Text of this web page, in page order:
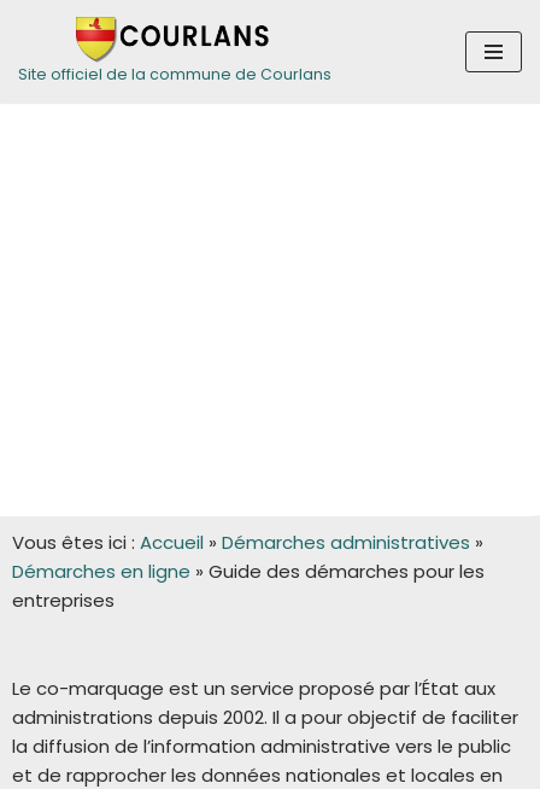
Aller
Site officiel de la commune de Courlans
Vous êtes ici : Accueil » Démarches administratives »
Démarches en ligne » Guide des démarches pour les
entreprises
Le co-marquage est un service proposé par l’État aux
administrations depuis 2002. Il a pour objectif de faciliter
la diffusion de l’information administrative vers le public
et de rapprocher les données nationales et locales en